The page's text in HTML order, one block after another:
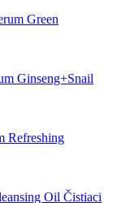
Green
Ginseng+Snail
Refreshing
Oil Čistiaci